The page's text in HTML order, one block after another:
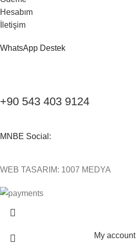
Hesabım
İletişim
WhatsApp Destek
+90 543 403 9124
MNBE Social:
WEB TASARIM: 1007 MEDYA
My account